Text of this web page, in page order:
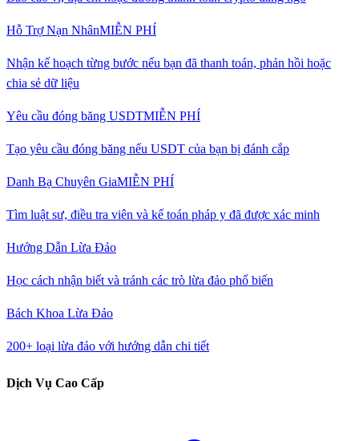
Hỗ Trợ Nạn NhânMIỄN PHÍ
Nhận kế hoạch từng bước nếu bạn đã thanh toán, phản hồi hoặc
chia sẻ dữ liệu
Yêu cầu đóng băng USDTMIỄN PHÍ
Tạo yêu cầu đóng băng nếu USDT của bạn bị đánh cắp
Danh Bạ Chuyên GiaMIỄN PHÍ
Tìm luật sư, điều tra viên và kế toán pháp y đã được xác minh
Hướng Dẫn Lừa Đảo
Học cách nhận biết và tránh các trò lừa đảo phổ biến
Bách Khoa Lừa Đảo
200+ loại lừa đảo với hướng dẫn chi tiết
Dịch Vụ Cao Cấp